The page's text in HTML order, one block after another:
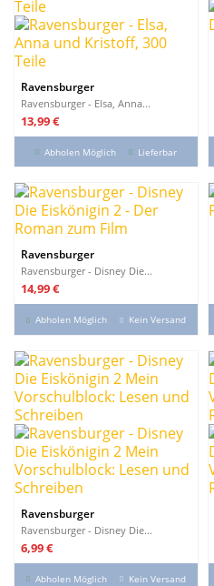
Ravensburger
Ravensburger - Elsa, Anna...
Preis
13,99 €
Abholen Möglich Lieferbar
Ravensburger
Ravensburger - Disney Die...
Preis
14,99 €
Abholen Möglich Kein Versand
Ravensburger
Ravensburger - Disney Die...
Preis
6,99 €
Abholen Möglich Kein Versand